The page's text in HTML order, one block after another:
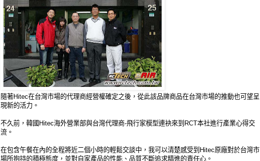
隨著Hitec在台灣市場的代理商經營權確定之後，從此該品牌商品在台灣市場的推動也可望呈
現新的活力。
不久前，韓國Hitec海外營業部與台灣代理商-飛行家模型連袂來到RCT本社進行產業心得交
流。
在包含午餐在內的全程將近二個小時的輕鬆交談中，我可以清楚感受到Hitec原廠對於台灣市
場所抱持的積極態度，並對自家產品的性能、品質不斷追求精進的責任心。